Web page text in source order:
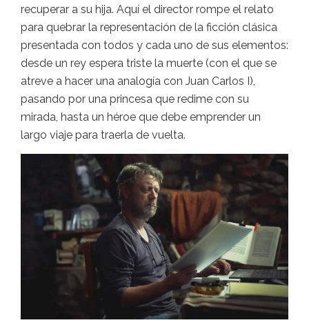
recuperar a su hija. Aquí el director rompe el relato
para quebrar la representación de la ficción clásica
presentada con todos y cada uno de sus elementos:
desde un rey espera triste la muerte (con el que se
atreve a hacer una analogía con Juan Carlos I),
pasando por una princesa que redime con su
mirada, hasta un héroe que debe emprender un
largo viaje para traerla de vuelta.